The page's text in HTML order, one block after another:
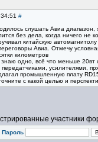
#
слушать Авиа диапазон,
без дела, когда ничего не
китайскую
Авиа. Отмечу
километров
одно, всё что меньше 20вт
усилителями,
промышленную плату
с какой целью и
участники
Пароль